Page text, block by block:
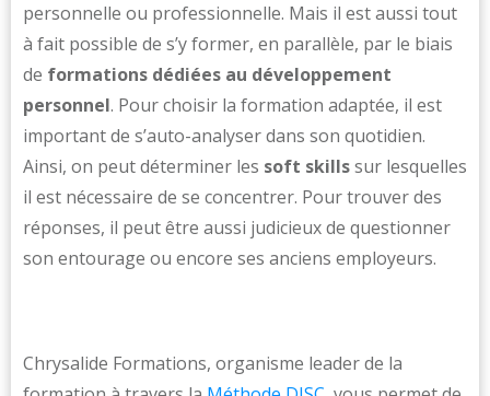
personnelle ou professionnelle. Mais il est aussi tout
à fait possible de s’y former, en parallèle, par le biais
de formations dédiées au développement
personnel. Pour choisir la formation adaptée, il est
important de s’auto-analyser dans son quotidien.
Ainsi, on peut déterminer les soft skillssur lesquelles
il est nécessaire de se concentrer. Pour trouver des
réponses, il peut être aussi judicieux de questionner
son entourage ou encore ses anciens employeurs.
Chrysalide Formations, organisme leader de la